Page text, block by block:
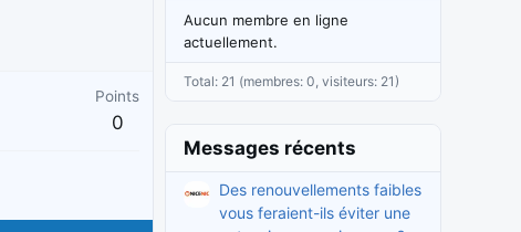
Points
0
Aucun membre en ligne
actuellement.
Total: 21 (membres: 0, visiteurs: 21)
Messages récents
Des renouvellements faibles
vous feraient-ils éviter une